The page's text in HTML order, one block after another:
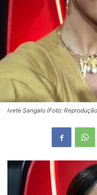
Ivete Sangalo (Foto: